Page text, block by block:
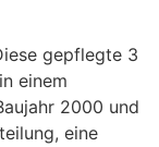
gepflegte 3
einem
2000 und
eine